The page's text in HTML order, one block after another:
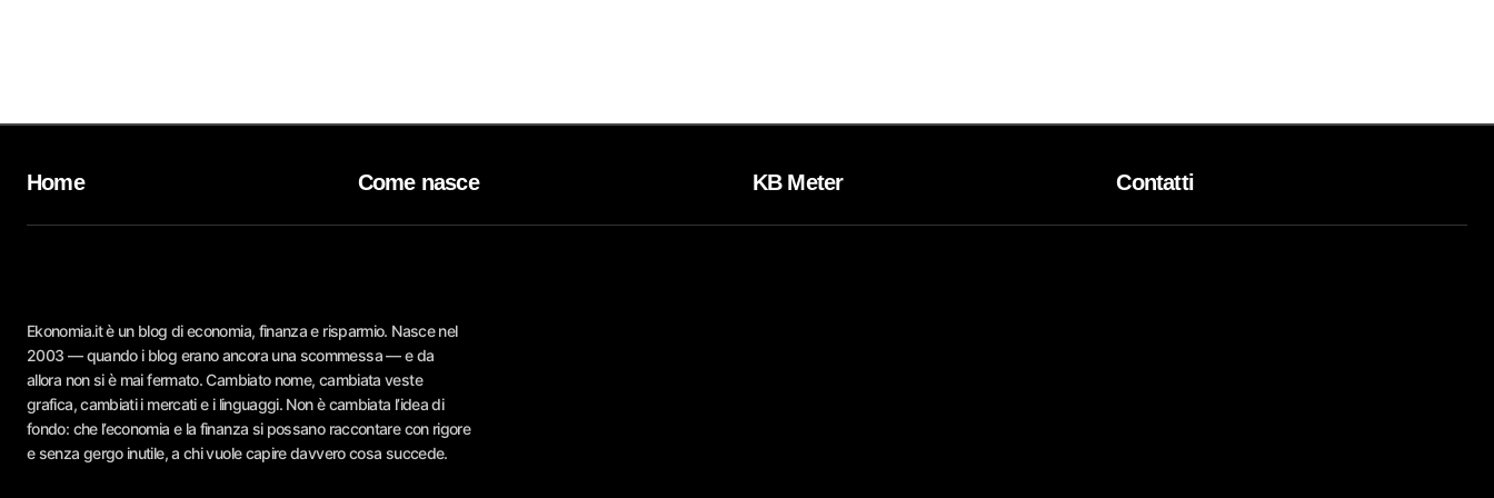
Ekonomia.it è un blog di economia, finanza e risparmio. Nasce nel
2003 — quando i blog erano ancora una scommessa — e da
allora non si è mai fermato. Cambiato nome, cambiata veste
grafica, cambiati i mercati e i linguaggi. Non è cambiata l’idea di
fondo: che l’economia e la finanza si possano raccontare con rigore
e senza gergo inutile, a chi vuole capire davvero cosa succede.
Home Come nasce KB Meter Contatti